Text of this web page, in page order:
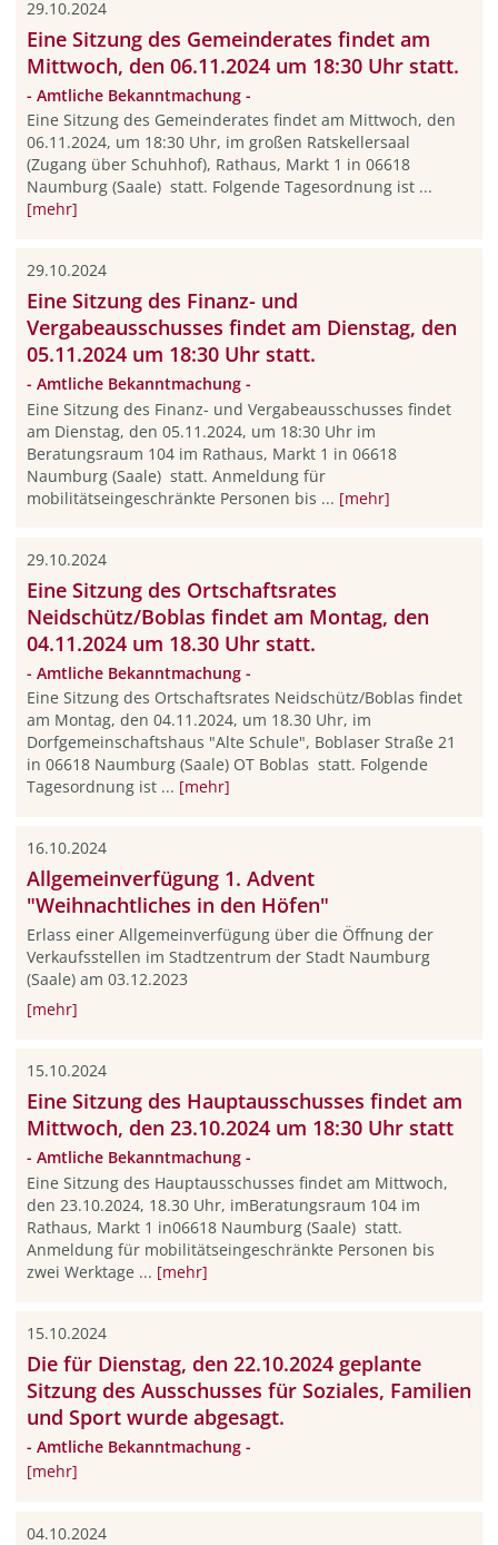
29.10.2024
Eine Sitzung des Gemeinderates findet am
Mittwoch, den 06.11.2024 um 18:30 Uhr statt.
- Amtliche Bekanntmachung -
Eine Sitzung des Gemeinderates findet am Mittwoch, den
06.11.2024, um 18:30 Uhr, im großen Ratskellersaal
(Zugang über Schuhhof), Rathaus, Markt 1 in 06618
Naumburg (Saale) statt. Folgende Tagesordnung ist ...
[mehr]
29.10.2024
Eine Sitzung des Finanz- und
Vergabeausschusses findet am Dienstag, den
05.11.2024 um 18:30 Uhr statt.
- Amtliche Bekanntmachung -
Eine Sitzung des Finanz- und Vergabeausschusses findet
am Dienstag, den 05.11.2024, um 18:30 Uhr im
Beratungsraum 104 im Rathaus, Markt 1 in 06618
Naumburg (Saale) statt. Anmeldung für
mobilitätseingeschränkte Personen bis ... [mehr]
29.10.2024
Eine Sitzung des Ortschaftsrates
Neidschütz/Boblas findet am Montag, den
04.11.2024 um 18.30 Uhr statt.
- Amtliche Bekanntmachung -
Eine Sitzung des Ortschaftsrates Neidschütz/Boblas findet
am Montag, den 04.11.2024, um 18.30 Uhr, im
Dorfgemeinschaftshaus "Alte Schule", Boblaser Straße 21
in 06618 Naumburg (Saale) OT Boblas statt. Folgende
Tagesordnung ist ... [mehr]
16.10.2024
Allgemeinverfügung 1. Advent
"Weihnachtliches in den Höfen"
Erlass einer Allgemeinverfügung über die Öffnung der
Verkaufsstellen im Stadtzentrum der Stadt Naumburg
(Saale) am 03.12.2023
[mehr]
15.10.2024
Eine Sitzung des Hauptausschusses findet am
Mittwoch, den 23.10.2024 um 18:30 Uhr statt
- Amtliche Bekanntmachung -
Eine Sitzung des Hauptausschusses findet am Mittwoch,
den 23.10.2024, 18.30 Uhr, imBeratungsraum 104 im
Rathaus, Markt 1 in06618 Naumburg (Saale) statt.
Anmeldung für mobilitätseingeschränkte Personen bis
zwei Werktage ... [mehr]
15.10.2024
Die für Dienstag, den 22.10.2024 geplante
Sitzung des Ausschusses für Soziales, Familien
und Sport wurde abgesagt.
- Amtliche Bekanntmachung -
[mehr]
04.10.2024